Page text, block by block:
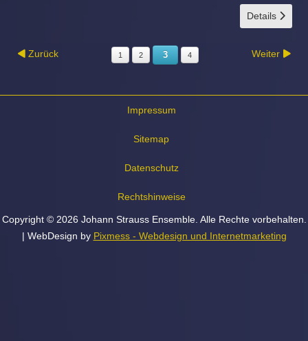
Details
Zurück 1 2 3 4 Weiter
Impressum
Sitemap
Datenschutz
Rechtshinweise
Copyright © 2026 Johann Strauss Ensemble. Alle Rechte vorbehalten.
| WebDesign by Pixmess - Webdesign und Internetmarketing